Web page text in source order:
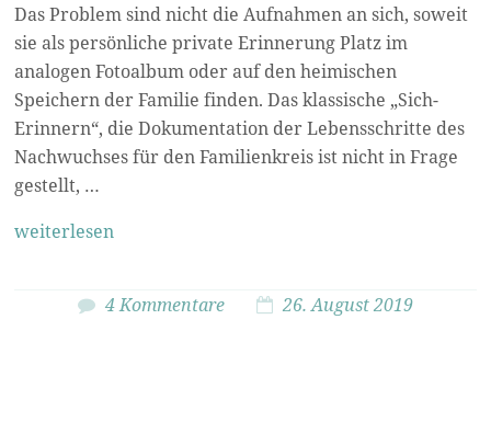
Das Problem sind nicht die Aufnahmen an sich, soweit
sie als persönliche private Erinnerung Platz im
analogen Fotoalbum oder auf den heimischen
Speichern der Familie finden. Das klassische „Sich-
Erinnern“, die Dokumentation der Lebensschritte des
Nachwuchses für den Familienkreis ist nicht in Frage
gestellt, …
weiterlesen
4 Kommentare 26. August 2019